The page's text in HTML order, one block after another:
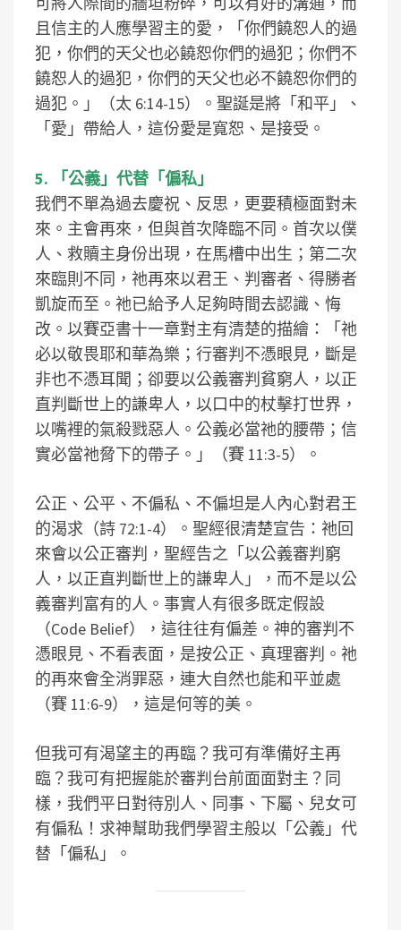
且信主的人應學習主的愛，「你們饒恕人的過
犯，你們的天父也必饒恕你們的過犯；你們不
饒恕人的過犯，你們的天父也必不饒恕你們的
過犯。」（太 6:14-15）。聖誕是將「和平」、
「愛」帶給人，這份愛是寬恕、是接受。
5. 「公義」代替「偏私」
我們不單為過去慶祝、反思，更要積極面對未
來。主會再來，但與首次降臨不同。首次以僕
人、救贖主身份出現，在馬槽中出生；第二次
來臨則不同，祂再來以君王、判審者、得勝者
凱旋而至。祂已給予人足夠時間去認識、悔
改。以賽亞書十一章對主有清楚的描繪：「祂
必以敬畏耶和華為樂；行審判不憑眼見，斷是
非也不憑耳聞；卻要以公義審判貧窮人，以正
直判斷世上的謙卑人，以口中的杖擊打世界，
以嘴裡的氣殺戮惡人。公義必當祂的腰帶；信
實必當祂脅下的帶子。」（賽 11:3-5）。
公正、公平、不偏私、不偏坦是人內心對君王
的渴求（詩 72:1-4）。聖經很清楚宣告：祂回
來會以公正審判，聖經告之「以公義審判窮
人，以正直判斷世上的謙卑人」，而不是以公
義審判富有的人。事實人有很多既定假設
（Code Belief），這往往有偏差。神的審判不
憑眼見、不看表面，是按公正、真理審判。祂
的再來會全消罪惡，連大自然也能和平並處
（賽 11:6-9），這是何等的美。
但我可有渴望主的再臨？我可有準備好主再
臨？我可有把握能於審判台前面面對主？同
樣，我們平日對待別人、同事、下屬、兒女可
有偏私！求神幫助我們學習主般以「公義」代
替「偏私」。